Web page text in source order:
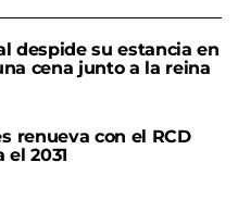
despide su estancia en
cena junto a la reina
renueva con el RCD
el 2031